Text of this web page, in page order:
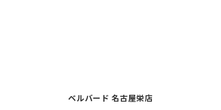
ベルバード 名古屋栄店